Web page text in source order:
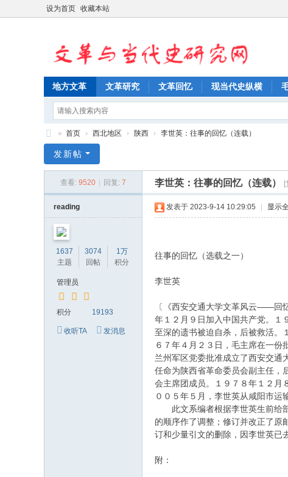
设为首页 收藏本站
地方文革 文革研究 文革回忆 现当代史纵横
革
» 首页 › 西北地区 › 陕西 › 李世英：往事的回忆（连载）
发新帖
查看: 9520 回复: 7 李世英：往事的回忆（连载） [
reading
1637
主题
3074
回帖
1万
积分
管理员
积分 19193
收听TA 发消息
发表于 2023-9-14 10:29:05 显示
往事的回忆（选载之一）
李世英
〔《西安交通大学文革风云——回
年１２月９日加入中国共产党。１
至深的遗书被迫自杀，后被救活。
６７年４月２３日，毛主席在一份
兰州军区党委批准成立了西安交通
任命为陕西省革命委员会副主任，
会主席团成员。１９７８年１２月
００５年５月，李世英从咸阳市运
此文系编者根据李世英生前给部
的顺序作了调整；修订并改正了原
订和少量引文的删除，因李世英已
附：